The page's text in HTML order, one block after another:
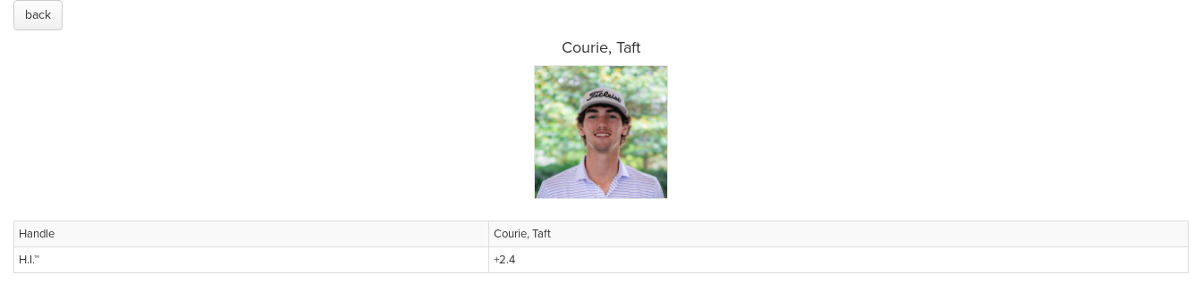
back
Courie, Taft
Handle
Courie, Taft
H.I.™
+2.4